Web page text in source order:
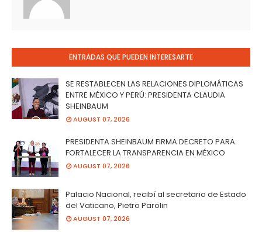
ENTRADAS QUE PUEDEN INTERESARTE
SE RESTABLECEN LAS RELACIONES DIPLOMÁTICAS
ENTRE MÉXICO Y PERÚ: PRESIDENTA CLAUDIA
SHEINBAUM
AUGUST 07, 2026
PRESIDENTA SHEINBAUM FIRMA DECRETO PARA
FORTALECER LA TRANSPARENCIA EN MÉXICO
AUGUST 07, 2026
Palacio Nacional, recibí al secretario de Estado
del Vaticano, Pietro Parolin
AUGUST 07, 2026